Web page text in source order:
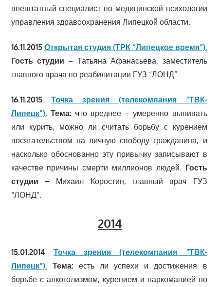
внештатный специалист по медицинской психологии
управления здравоохранения Липецкой области.
16.11.2015 Открытая студия (ТРК “Липецкое время”).
Гость студии – Татьяна Афанасьева, заместитель
главного врача по реабилитации ГУЗ “ЛОНД”.
16.11.2015Точка зрения (телекомпания “ТВК-
Липецк”). Тема: что вреднее – умеренно выпивать
или курить, можно ли считать борьбу с курением
посягательством на личную свободу гражданина, и
насколько обоснованно эту привычку записывают в
качестве причины смерти миллионов людей. Гость
студии – Михаил Коростин, главный врач ГУЗ
“ЛОНД”.
2014
15.01.2014 Точка зрения (телекомпания “ТВК-
Липецк”). Тема: есть ли успехи и достижения в
борьбе с алкоголизмом, курением и наркоманией по